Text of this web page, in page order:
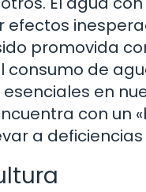
efectos
promovida
consumo de
en
con un
a